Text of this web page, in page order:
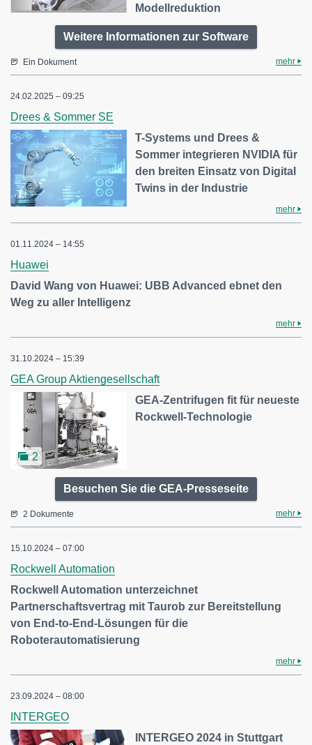
Modellreduktion
Weitere Informationen zur Software
Ein Dokument mehr
24.02.2025 – 09:25
Drees & Sommer SE
T-Systems und Drees &
Sommer integrieren NVIDIA für
den breiten Einsatz von Digital
Twins in der Industrie
mehr
01.11.2024 – 14:55
Huawei
David Wang von Huawei: UBB Advanced ebnet den
Weg zu aller Intelligenz
mehr
31.10.2024 – 15:39
GEA Group Aktiengesellschaft
2
GEA-Zentrifugen fit für neueste
Rockwell-Technologie
Besuchen Sie die GEA-Presseseite
2 Dokumente mehr
15.10.2024 – 07:00
Rockwell Automation
Rockwell Automation unterzeichnet
Partnerschaftsvertrag mit Taurob zur Bereitstellung
von End-to-End-Lösungen für die
Roboterautomatisierung
mehr
23.09.2024 – 08:00
INTERGEO
INTERGEO 2024 in Stuttgart